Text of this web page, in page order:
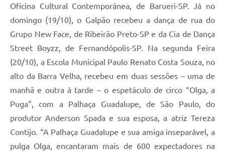
Oficina Cultural Contemporânea, de Barueri-SP. Já no
domingo (19/10), o Galpão recebeu a dança de rua do
Grupo New Face, de Ribeirão Preto-SP e da Cia de Dança
Street Boyzz, de Fernandópolis-SP. Na segunda Feira
(20/10), a Escola Municipal Paulo Renato Costa Souza, no
alto da Barra Velha, recebeu em duas sessões – uma de
manhã e outra à tarde – o espetáculo de circo “Olga, a
Puga”, com a Palhaça Guadalupe, de São Paulo, do
produtor Anderson Spada e sua esposa, a atriz Tereza
Contijo. “A Palhaça Guadalupe e sua amiga inseparável, a
pulga Olga, encantaram mais de 600 expectadores na